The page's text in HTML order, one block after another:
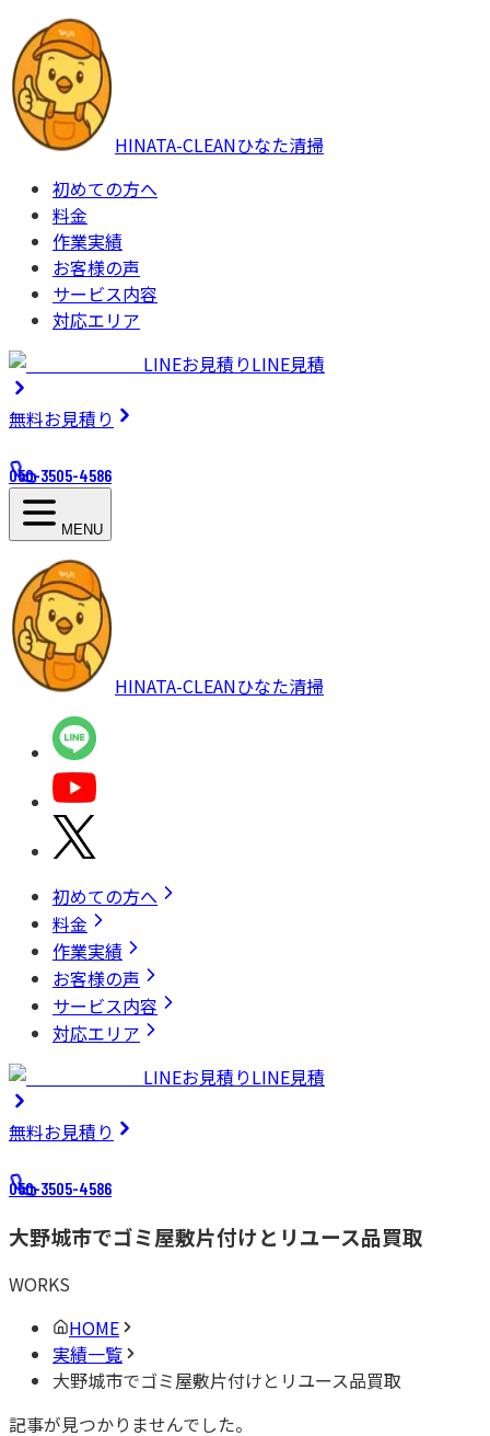
HINATA-CLEANひなた清掃
初めての方へ
料金
作業実績
お客様の声
サービス内容
対応エリア
LINEお見積りLINE見積
無料お見積り
050-3505-4586
MENU
HINATA-CLEANひなた清掃
初めての方へ
料金
作業実績
お客様の声
サービス内容
対応エリア
LINEお見積りLINE見積
無料お見積り
050-3505-4586
大野城市でゴミ屋敷片付けとリユース品買取
WORKS
HOME
実績一覧
大野城市でゴミ屋敷片付けとリユース品買取
記事が見つかりませんでした。